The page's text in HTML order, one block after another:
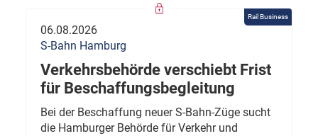
Rail Business
06.08.2026
S-Bahn Hamburg
Verkehrsbehörde verschiebt Frist
für Beschaffungsbegleitung
Bei der Beschaffung neuer S-Bahn-Züge sucht
die Hamburger Behörde für Verkehr und